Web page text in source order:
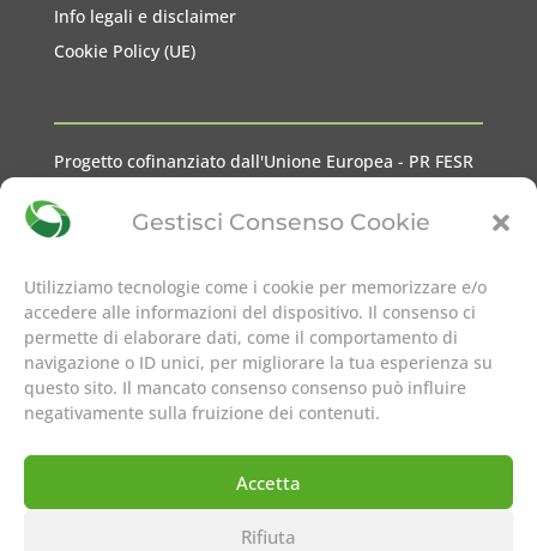
Gestisci Consenso Cookie
Utilizziamo tecnologie come i cookie per memorizzare e/o
accedere alle informazioni del dispositivo. Il consenso ci
permette di elaborare dati, come il comportamento di
navigazione o ID unici, per migliorare la tua esperienza su
questo sito. Il mancato consenso consenso può influire
negativamente sulla fruizione dei contenuti.
Accetta
Rifiuta
Info legali e disclaimer
Cookie Policy (UE)
Progetto cofinanziato dall'Unione Europea - PR FESR
seguici su